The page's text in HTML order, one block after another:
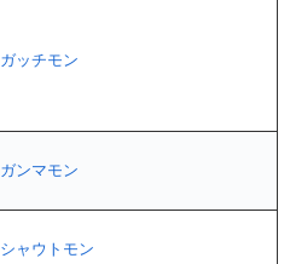
ガッチモン
ガンマモン
シャウトモン